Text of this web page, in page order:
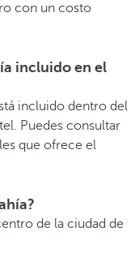
con un costo
incluido en el
incluido dentro del
Puedes consultar
que ofrece el
de la ciudad de